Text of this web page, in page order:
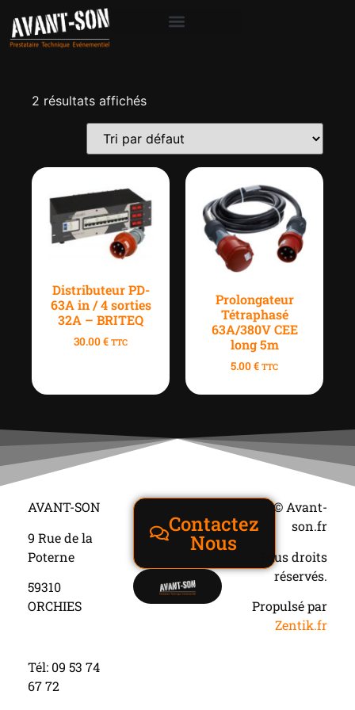
2 résultats affichés
Distributeur PD-
63A in / 4 sorties
32A – BRITEQ
30.00€ TTC
Prolongateur
Tétraphasé
63A/380V CEE
long 5m
5.00€ TTC
AVANT-SON
9 Rue de la
Poterne
59310
ORCHIES
Tél: 09 53 74
67 72
Contactez
Nous
© Avant-
son.fr
Tous droits
réservés.
Propulsé par
Zentik.fr